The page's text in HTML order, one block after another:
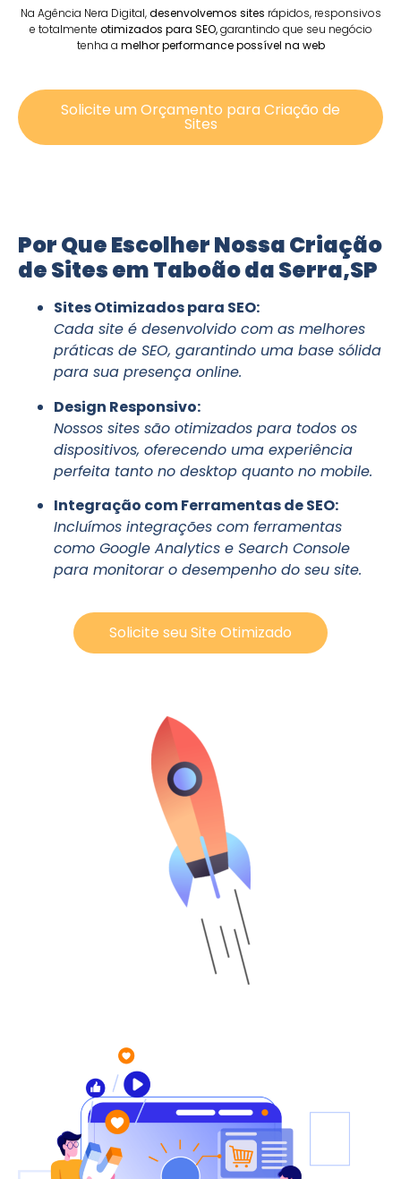
Na Agência Nera Digital,desenvolvemos sites rápidos, responsivos
e totalmente otimizados para SEO,garantindo que seu negócio
tenha a melhor performance possível na web
Solicite um Orçamento para Criação de
Sites
Por Que Escolher Nossa Criação
de Sites em Taboão da Serra,SP
Sites Otimizados para SEO:
Cada site é desenvolvido com as melhores
práticas de SEO, garantindo uma base sólida
para sua presença online.
Design Responsivo:
Nossos sites são otimizados para todos os
dispositivos, oferecendo uma experiência
perfeita tanto no desktop quanto no mobile.
Integração com Ferramentas de SEO:
Incluímos integrações com ferramentas
como Google Analytics e Search Console
para monitorar o desempenho do seu site.
Solicite seu Site Otimizado